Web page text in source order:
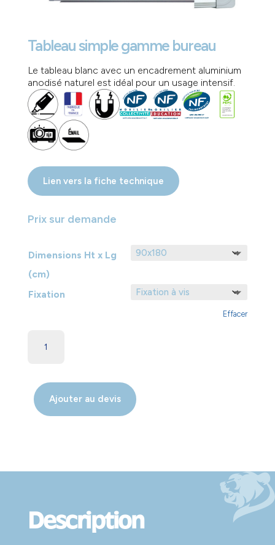
Tableau simple gamme bureau
Le tableau blanc avec un encadrement aluminium
anodisé naturel est idéal pour un usage intensif.
Lien vers la fiche technique
Prix sur demande
Dimensions Ht x Lg
(cm)
Fixation
Effacer
Ajouter au devis
Description